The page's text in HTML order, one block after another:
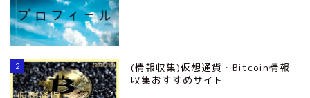
2
(情報収集)仮想通貨・Bitcoin情報
収集おすすめサイト